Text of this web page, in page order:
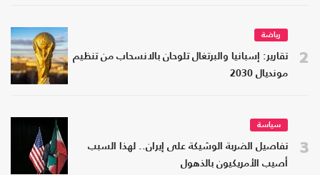
2
رياضة
تقارير: إسبانيا والبرتغال تلوحان بالانسحاب من تنظيم
مونديال 2030
3
سياسة
تفاصيل الضربة الوشيكة على إيران.. لهذا السبب
أصيب الأمريكيون بالذهول